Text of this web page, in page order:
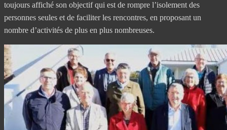
toujours affiché son objectif qui est de rompre l’isolement des
personnes seules et de faciliter les rencontres, en proposant un
nombre d’activités de plus en plus nombreuses.